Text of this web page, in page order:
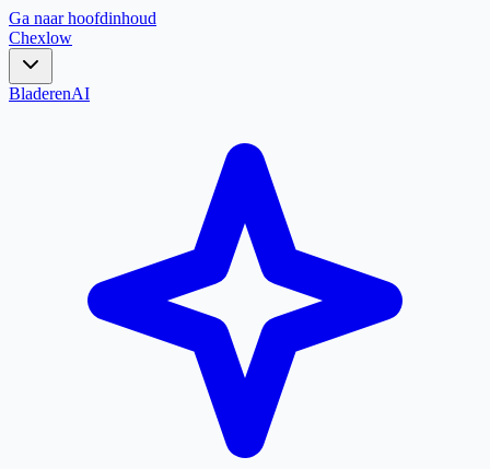
Ga naar hoofdinhoud
Chexlow
BladerenAI